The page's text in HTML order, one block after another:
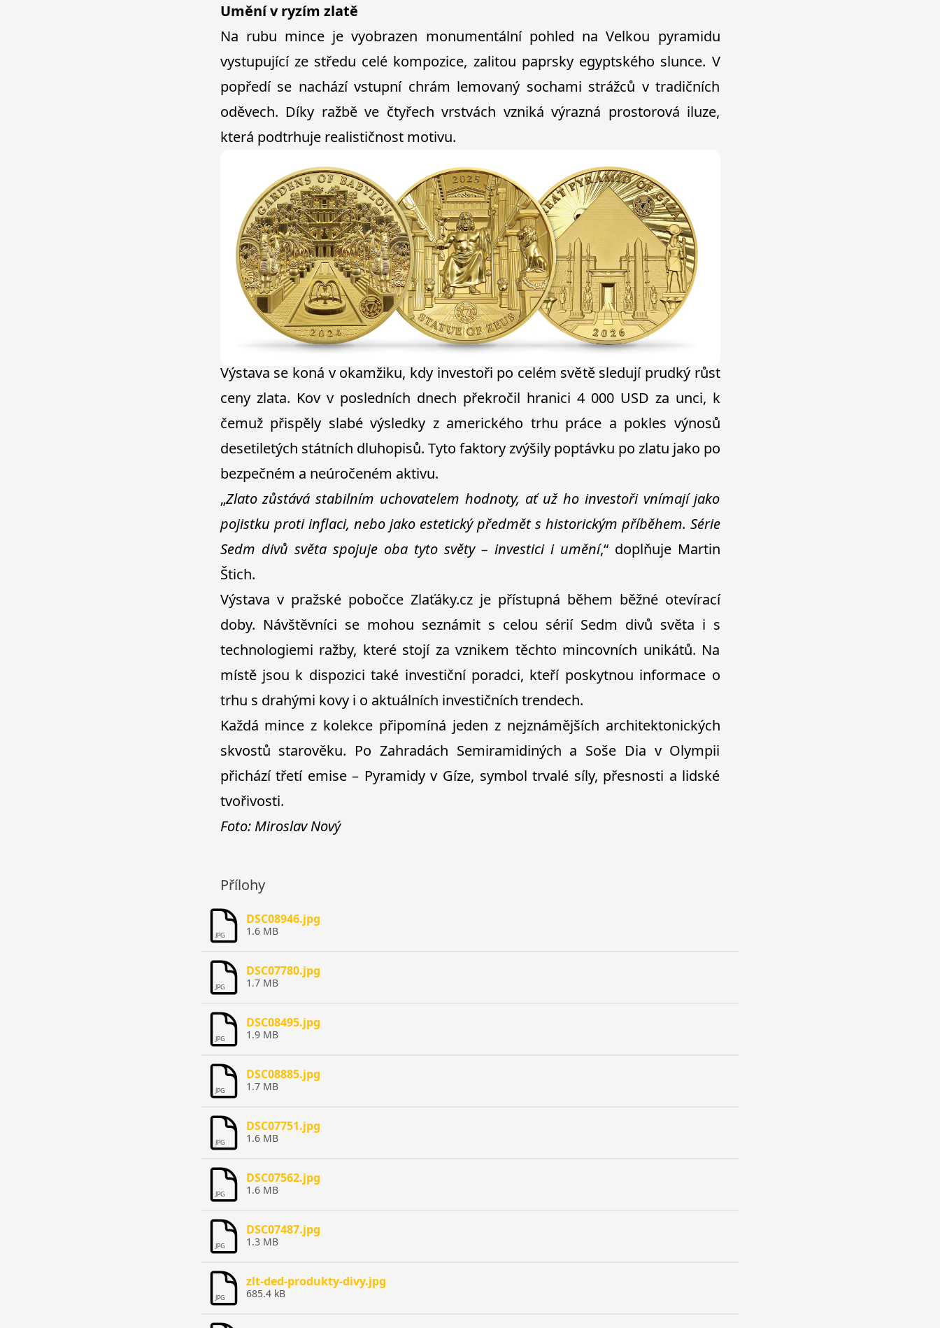
Umění v ryzím zlatě
Na rubu mince je vyobrazen monumentální pohled na Velkou pyramidu
vystupující ze středu celé kompozice, zalitou paprsky egyptského slunce. V
popředí se nachází vstupní chrám lemovaný sochami strážců v tradičních
oděvech. Díky ražbě ve čtyřech vrstvách vzniká výrazná prostorová iluze,
která podtrhuje realističnost motivu.
Výstava se koná v okamžiku, kdy investoři po celém světě sledují prudký růst
ceny zlata. Kov v posledních dnech překročil hranici 4 000 USD za unci, k
čemuž přispěly slabé výsledky z amerického trhu práce a pokles výnosů
desetiletých státních dluhopisů. Tyto faktory zvýšily poptávku po zlatu jako po
bezpečném a neúročeném aktivu.
„Zlato zůstává stabilním uchovatelem hodnoty, ať už ho investoři vnímají jako
pojistku proti inflaci, nebo jako estetický předmět s historickým příběhem. Série
Sedm divů světa spojuje oba tyto světy – investici i umění,“ doplňuje Martin
Štich.
Výstava v pražské pobočce Zlaťáky.czje přístupná během běžné otevírací
doby. Návštěvníci se mohou seznámit s celou sérií Sedm divů světa i s
technologiemi ražby, které stojí za vznikem těchto mincovních unikátů. Na
místě jsou k dispozici také investiční poradci, kteří poskytnou informace o
trhu s drahými kovy i o aktuálních investičních trendech.
Každá mince z kolekce připomíná jeden z nejznámějších architektonických
skvostů starověku. Po Zahradách Semiramidiných a Soše Dia v Olympii
přichází třetí emise – Pyramidy v Gíze, symbol trvalé síly, přesnosti a lidské
tvořivosti.
Foto: Miroslav Nový
Přílohy
JPG
DSC08946.jpg
1.6 MB
JPG
DSC07780.jpg
1.7 MB
JPG
DSC08495.jpg
1.9 MB
JPG
DSC08885.jpg
1.7 MB
JPG
DSC07751.jpg
1.6 MB
JPG
DSC07562.jpg
1.6 MB
JPG
DSC07487.jpg
1.3 MB
JPG
zlt-ded-produkty-divy.jpg
685.4 kB